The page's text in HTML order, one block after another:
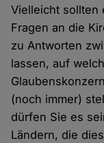
Vielleicht sollten
Fragen an die
zu Antworten
lassen, auf
(noch immer)
dürfen Sie es
Ländern, die